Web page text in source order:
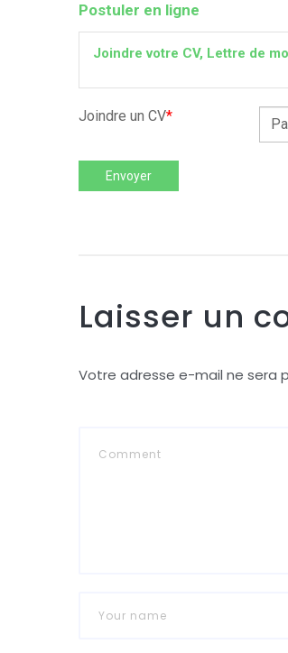
Postuler en ligne
Joindre votre CV, Lettre de
Joindre un CV*
Envoyer
Laisser un
Votre adresse e-mail ne sera